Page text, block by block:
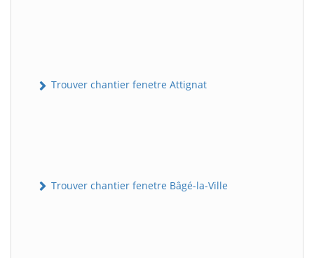
Trouver chantier fenetre Attignat
Trouver chantier fenetre Bâgé-la-Ville